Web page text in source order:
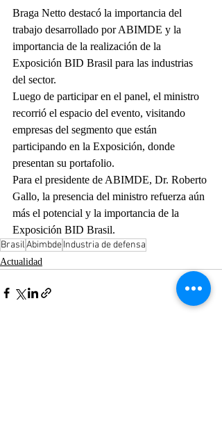
Braga Netto destacó la importancia del
trabajo desarrollado por ABIMDE y la
importancia de la realización de la
Exposición BID Brasil para las industrias
del sector.
Luego de participar en el panel, el ministro
recorrió el espacio del evento, visitando
empresas del segmento que están
participando en la Exposición, donde
presentan su portafolio.
Para el presidente de ABIMDE, Dr. Roberto
Gallo, la presencia del ministro refuerza aún
más el potencial y la importancia de la
Exposición BID Brasil.
BrasilAbimbdeIndustria de defensa
Actualidad